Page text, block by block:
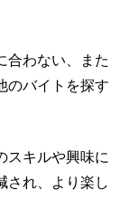
合わない、また
のバイトを探す
スキルや興味に
され、より楽し